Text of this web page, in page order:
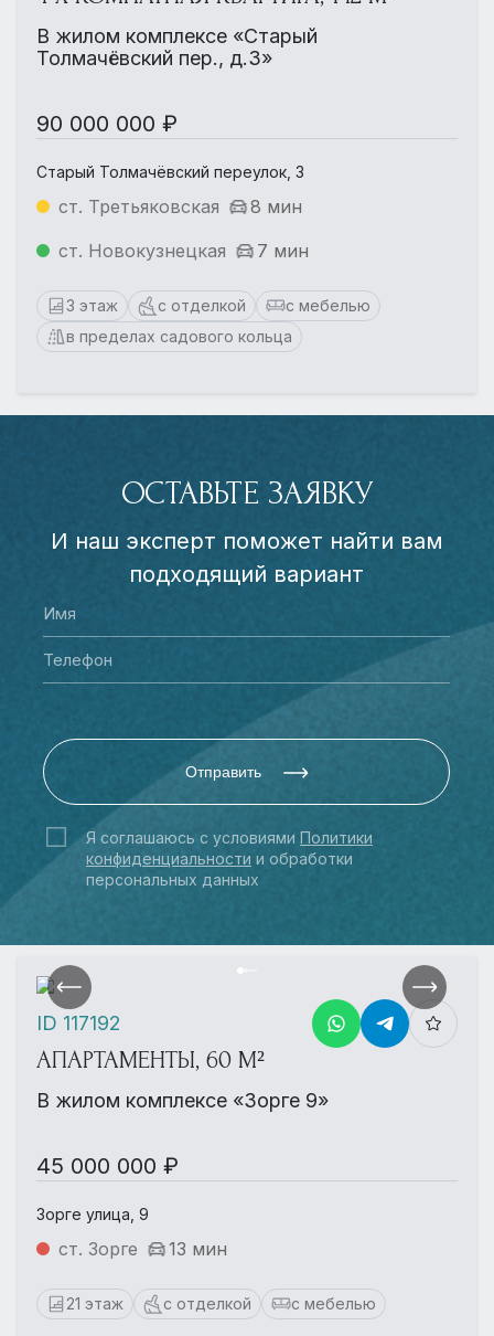
В жилом комплексе «Старый
Толмачёвский пер., д.3»
90 000 000 ₽
Старый Толмачёвский переулок, 3
ст. Третьяковская
8 мин
ст. Новокузнецкая
7 мин
3 этаж с отделкой
с мебелью
в пределах садового кольца
ОСТАВЬТЕ ЗАЯВКУ
И наш эксперт поможет найти вам
подходящий вариант
Я соглашаюсь с условиями Политики
конфиденциальности и обработки
персональных данных
Отправить
АПАРТАМЕНТЫ, 60 М²
В жилом комплексе «Зорге 9»
45 000 000 ₽
Зорге улица, 9
ст. Зорге 13 мин
21 этаж с отделкой с мебелью
ID 117192